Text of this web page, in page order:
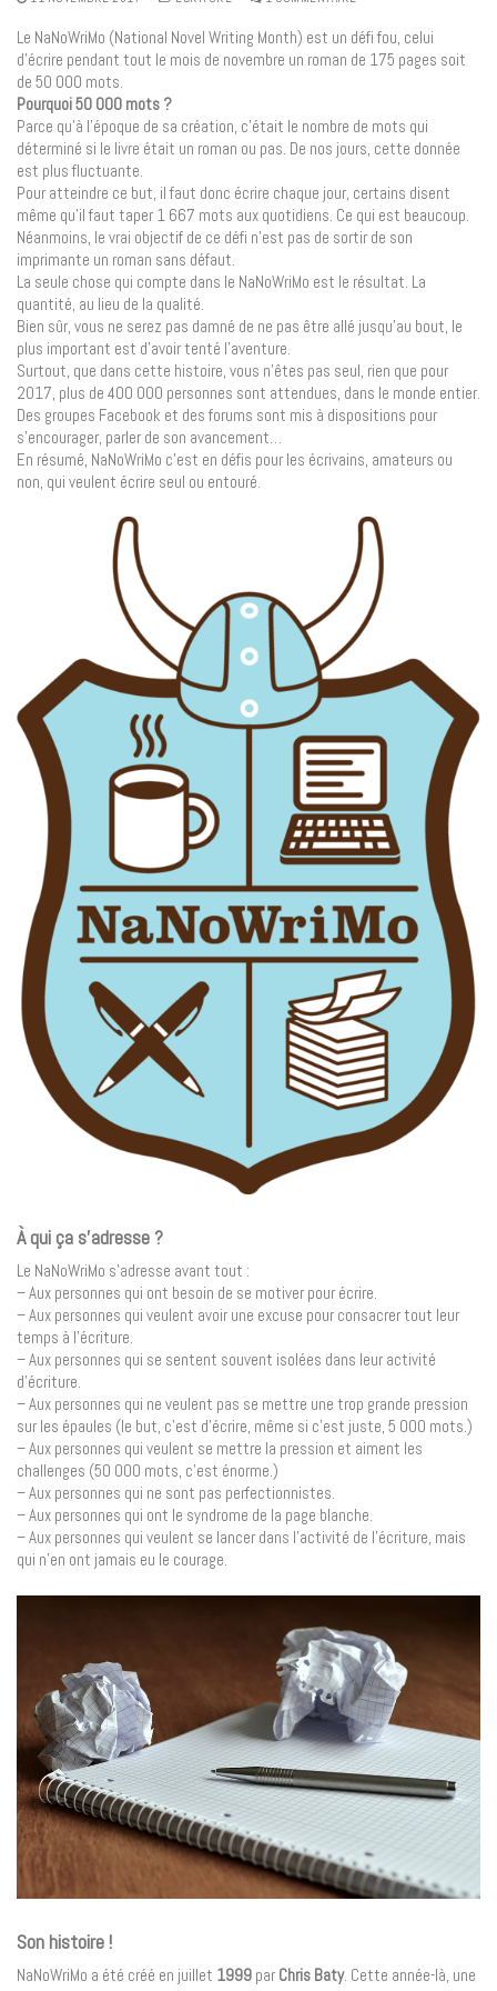
Le NaNoWriMo (National Novel Writing Month) est un défi fou, celui
d’écrire pendant tout le mois de novembre un roman de 175 pages soit
de 50 000 mots.
Pourquoi 50 000 mots ?
Parce qu’à l’époque de sa création, c’était le nombre de mots qui
déterminé si le livre était un roman ou pas. De nos jours, cette donnée
est plus fluctuante.
Pour atteindre ce but, il faut donc écrire chaque jour, certains disent
même qu’il faut taper 1 667 mots aux quotidiens. Ce qui est beaucoup.
Néanmoins, le vrai objectif de ce défi n’est pas de sortir de son
imprimante un roman sans défaut.
La seule chose qui compte dans le NaNoWriMo est le résultat. La
quantité, au lieu de la qualité.
Bien sûr, vous ne serez pas damné de ne pas être allé jusqu’au bout, le
plus important est d’avoir tenté l’aventure.
Surtout, que dans cette histoire, vous n’êtes pas seul, rien que pour
2017, plus de 400 000 personnes sont attendues, dans le monde entier.
Des groupes Facebook et des forums sont mis à dispositions pour
s’encourager, parler de son avancement…
En résumé, NaNoWriMo c’est en défis pour les écrivains, amateurs ou
non, qui veulent écrire seul ou entouré.
À qui ça s’adresse ?
Le NaNoWriMo s’adresse avant tout :
– Aux personnes qui ont besoin de se motiver pour écrire.
– Aux personnes qui veulent avoir une excuse pour consacrer tout leur
temps à l’écriture.
– Aux personnes qui se sentent souvent isolées dans leur activité
d’écriture.
– Aux personnes qui ne veulent pas se mettre une trop grande pression
sur les épaules (le but, c’est d’écrire, même si c’est juste, 5 000 mots.)
– Aux personnes qui veulent se mettre la pression et aiment les
challenges (50 000 mots, c’est énorme.)
– Aux personnes qui ne sont pas perfectionnistes.
– Aux personnes qui ont le syndrome de la page blanche.
– Aux personnes qui veulent se lancer dans l’activité de l’écriture, mais
qui n’en ont jamais eu le courage.
Son histoire !
NaNoWriMo a été créé en juillet 1999 par Chris Baty. Cette année-là, une